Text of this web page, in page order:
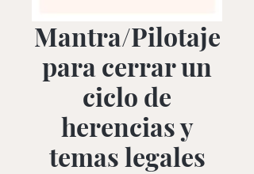
Mantra/Pilotaje
para cerrar un
ciclo de
herencias y
temas legales